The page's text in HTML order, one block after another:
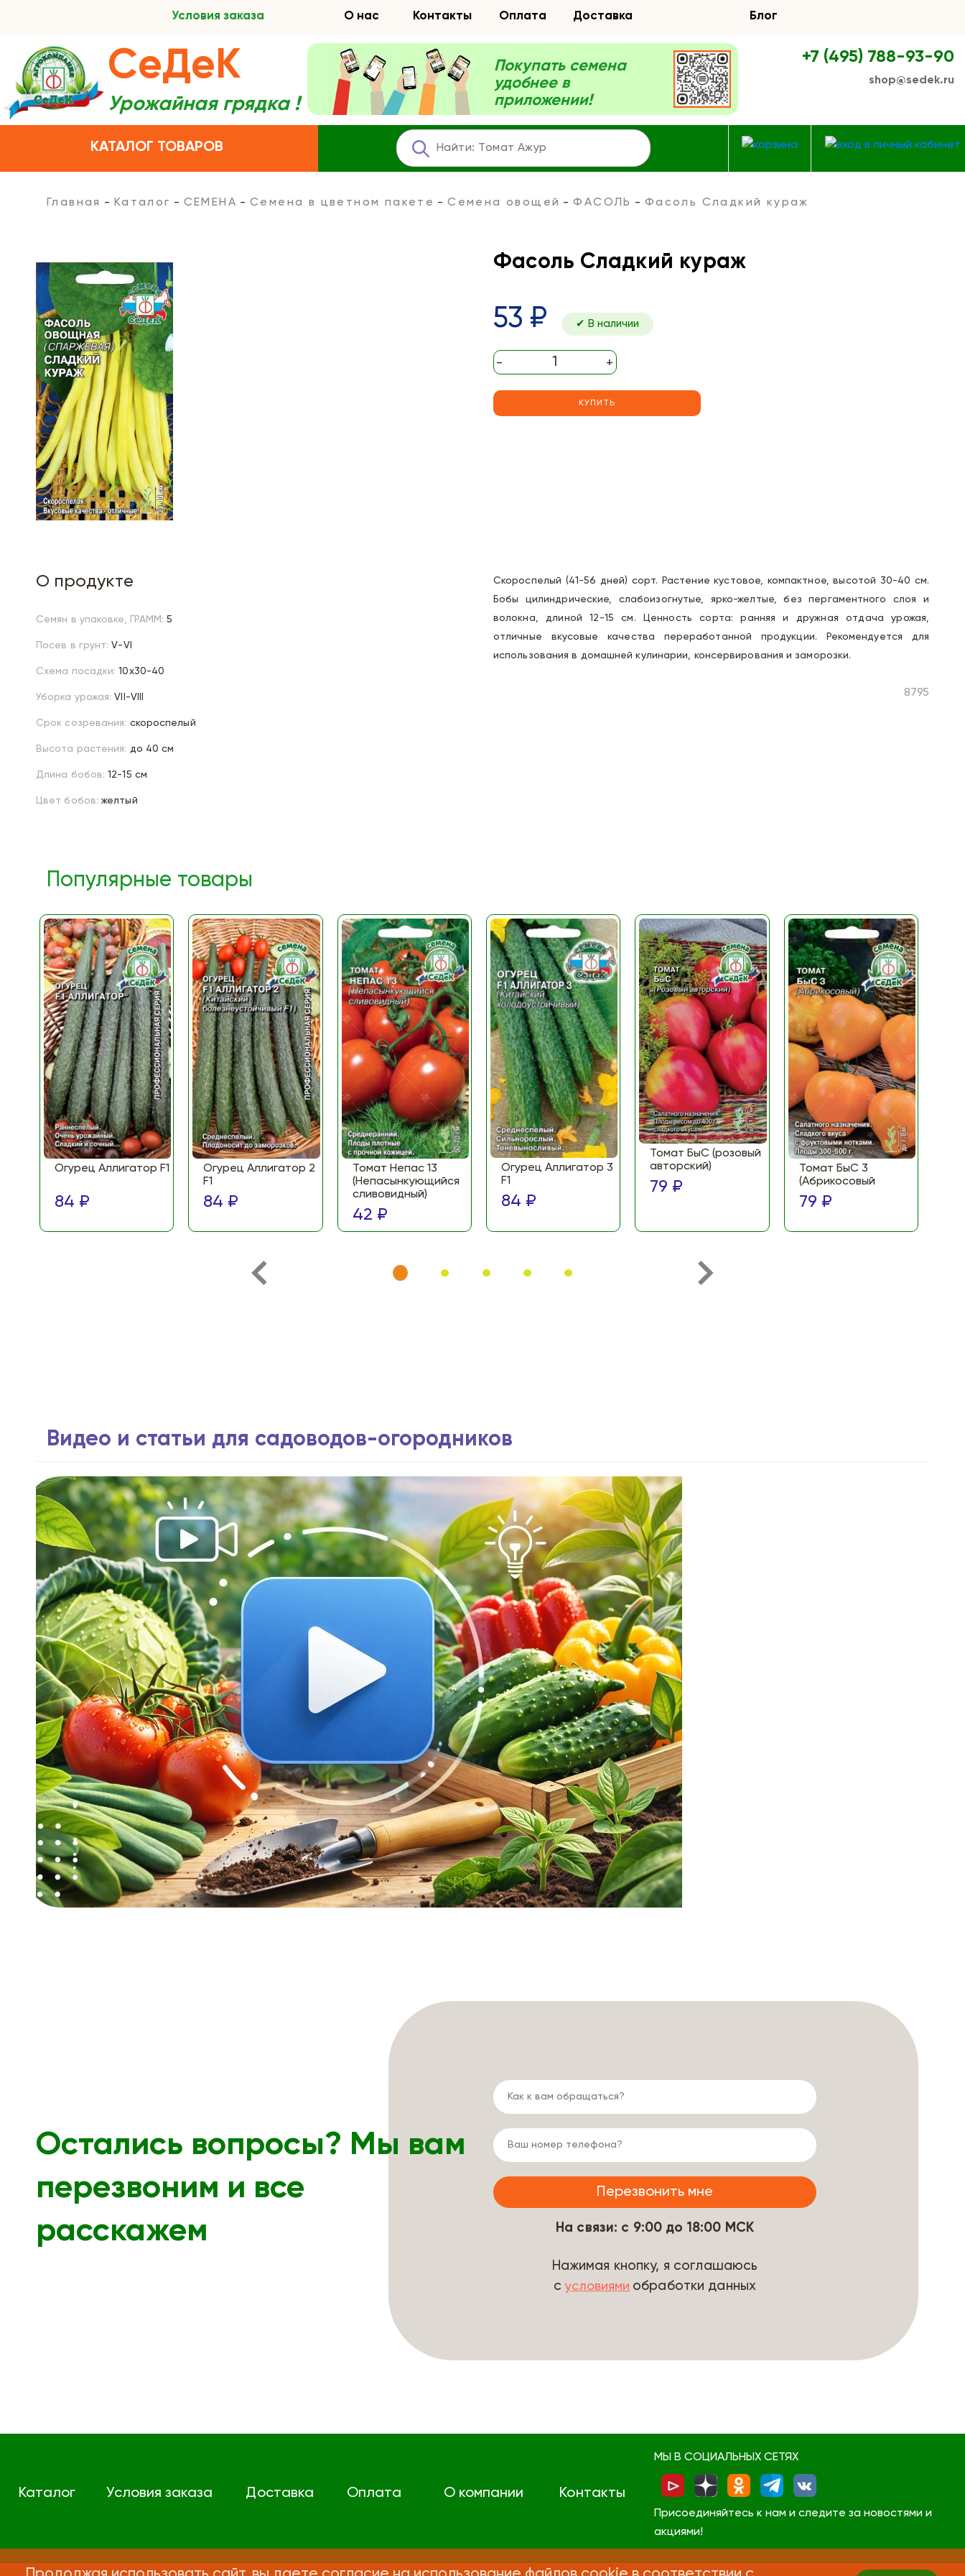
Условия заказа О нас Контакты Оплата Доставка Блог
КАТАЛОГ ТОВАРОВ
СеДеК
Урожайная грядка !
Покупать семена
удобнее в
приложении!
+7 (495) 788-93-90
shop@sedek.ru
Главная Каталог СЕМЕНА Семена в цветном пакете Семена овощей ФАСОЛЬ Фасоль Сладкий кураж
Фасоль Сладкий кураж
53 ₽ ✔ В наличии
- +
КУПИТЬ
О продукте
Семян в упаковке, ГРАММ: 5
Посев в грунт: V-VI
Схема посадки: 10х30-40
Уборка урожая: VII-VIII
Срок созревания: скороспелый
Высота растения: до 40 см
Длина бобов: 12-15 см
Цвет бобов: желтый
Скороспелый (41-56 дней) сорт. Растение кустовое, компактное, высотой 30-40 см.
Бобы цилиндрические, слабоизогнутые, ярко-желтые, без пергаментного слоя и
волокна, длиной 12-15 см. Ценность сорта: ранняя и дружная отдача урожая,
отличные вкусовые качества переработанной продукции. Рекомендуется для
использования в домашней кулинарии, консервирования и заморозки.
8795
Популярные товары
Огурец Аллигатор F1
84 ₽
Огурец Аллигатор 2
F1
84 ₽
Томат Непас 13
(Непасынкующийся
сливовидный)
42 ₽
Огурец Аллигатор 3
F1
84 ₽
Томат БыС (розовый
авторский)
79 ₽
Томат БыС 3
(Абрикосовый
79 ₽
Видео и статьи для садоводов-огородников
Остались вопросы? Мы вам
перезвоним и все
расскажем
На связи: с 9:00 до 18:00 МСК
Нажимая кнопку, я соглашаюсь
с условиями обработки данных
Каталог Условия заказа Доставка Оплата О компании Контакты
МЫ В СОЦИАЛЬНЫХ СЕТЯХ
Присоединяйтесь к нам и следите за новостями и
акциями!